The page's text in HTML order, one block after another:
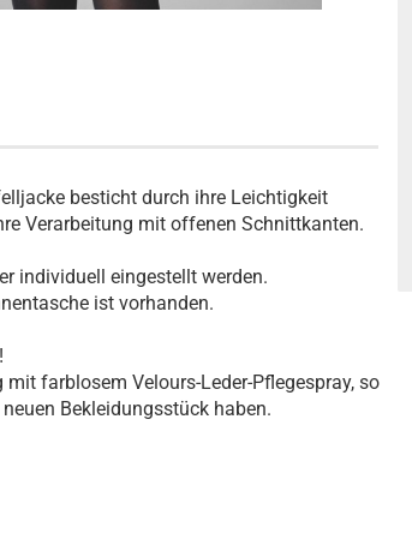
besticht durch ihre Leichtigkeit
Verarbeitung mit offenen Schnittkanten.
individuell eingestellt werden.
ist vorhanden.
farblosem Velours-Leder-Pflegespray, so
Bekleidungsstück haben.